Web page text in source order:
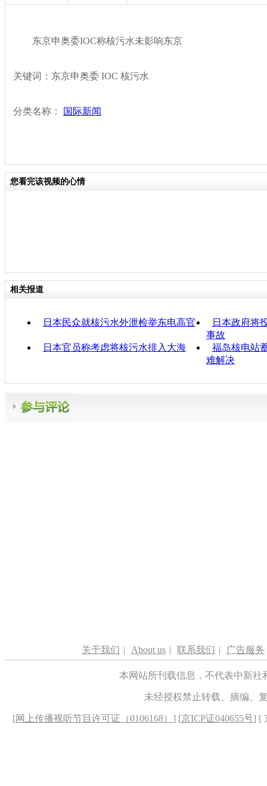
东京申奥委IOC称核污水未影响东京
关键词：东京申奥委 IOC 核污水
分类名称： 国际新闻
您看完该视频的心情
相关报道
日本民众就核污水外泄检举东电高官
日本政府将
事故
日本官员称考虑将核污水排入大海
福岛核电站
难解决
关于我们 | About us | 联系我们 | 广告服务
本网站所刊载信息，不代表中新
未经授权禁止转载、摘编、
[网上传播视听节目许可证（0106168） ] [京ICP证040655号] [